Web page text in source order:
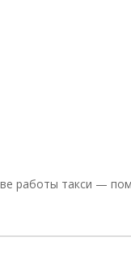
работы такси —